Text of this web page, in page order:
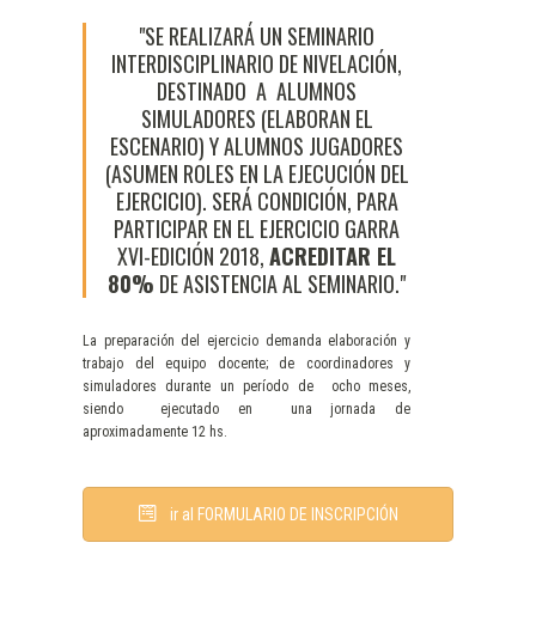
SE REALIZARÁ UN SEMINARIO
INTERDISCIPLINARIO DE NIVELACIÓN,
DESTINADO A ALUMNOS
SIMULADORES (ELABORAN EL
ESCENARIO) Y ALUMNOS JUGADORES
(ASUMEN ROLES EN LA EJECUCIÓN DEL
EJERCICIO). SERÁ CONDICIÓN, PARA
PARTICIPAR EN EL EJERCICIO GARRA
XVI-EDICIÓN 2018,ACREDITAR EL
80% DE ASISTENCIA AL SEMINARIO.
La preparación del ejercicio demanda elaboración y
trabajo del equipo docente; de coordinadores y
simuladores durante un período de ocho meses,
siendo ejecutado en una jornada de
aproximadamente 12 hs.
ir al FORMULARIO DE INSCRIPCIÓN